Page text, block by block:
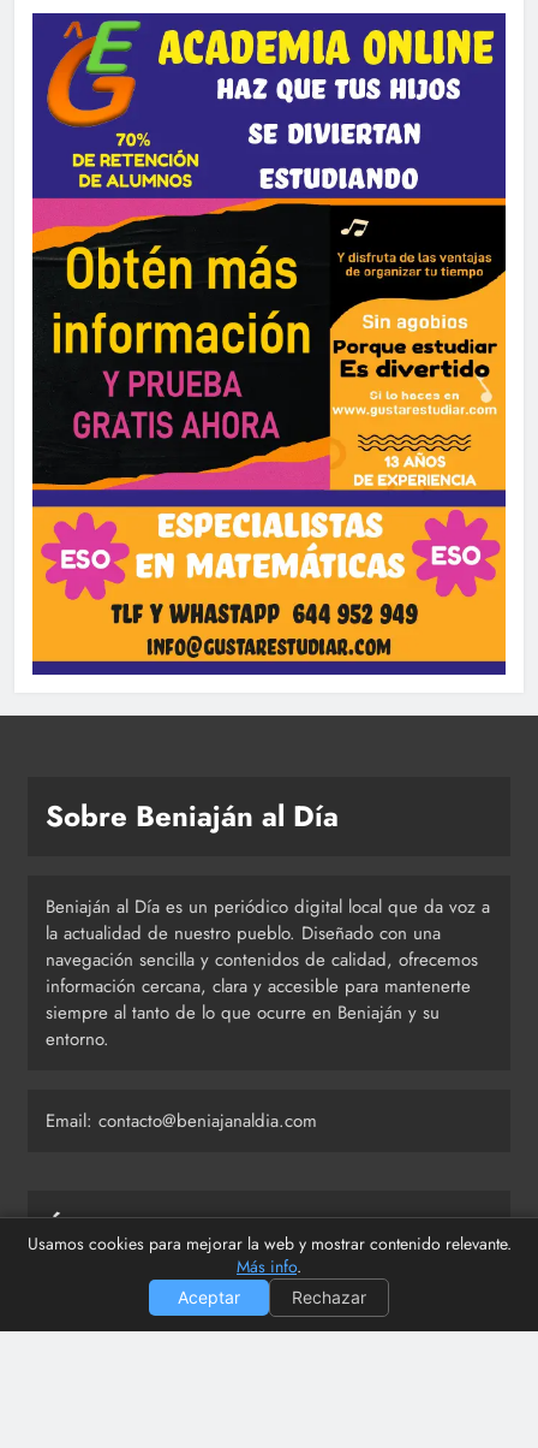
Usamos cookies para mejorar la web y mostrar contenido relevante.
Más info.
Aceptar Rechazar
Sobre Beniaján al Día
Beniaján al Día es un periódico digital local que da voz a
la actualidad de nuestro pueblo. Diseñado con una
navegación sencilla y contenidos de calidad, ofrecemos
información cercana, clara y accesible para mantenerte
siempre al tanto de lo que ocurre en Beniaján y su
entorno.
Email: contacto@beniajanaldia.com
Últimas publicaciones
El PSOE denuncia una participación ciudadana «de